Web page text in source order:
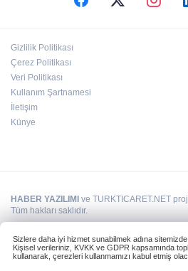
Gizlilik Politikası
Çerez Politikası
Veri Politikası
Kullanım Şartnamesi
İletişim
Künye
HABER YAZILIMI ve TURKTICARET.NET
Tüm hakları saklıdır.
Sizlere daha iyi hizmet sunabilmek adına
Kişisel verileriniz, KVKK ve GDPR kapsamında
kullanarak, çerezleri kullanmamızı kabul etmiş